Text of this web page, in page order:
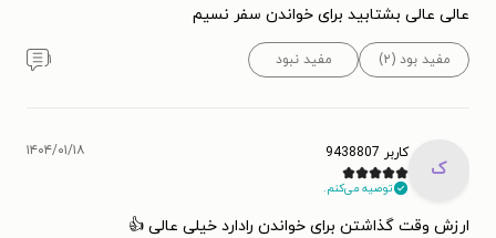
عالی عالی بشتابید برای خواندن سفر نسیم
مفید بود (۲) مفید نبود ۱
ک
کاربر 9438807
توصیه می‌کنم.
۱۴۰۴/۰۱/۱۸
ارزش وقت گذاشتن برای خواندن رادارد خیلی عالی 👍